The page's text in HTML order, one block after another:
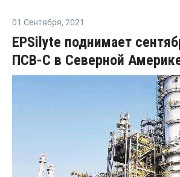
01 Сентября, 2021
EPSilyte поднимает
ПСВ-С в Северной